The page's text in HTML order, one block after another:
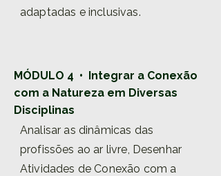
adaptadas e inclusivas.
MÓDULO 4 • Integrar a Conexão
com a Natureza em Diversas
Disciplinas
Analisar as dinâmicas das
profissões ao ar livre, Desenhar
Atividades de Conexão com a